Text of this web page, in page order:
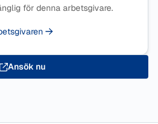
för denna arbetsgivare.
Ansök nu